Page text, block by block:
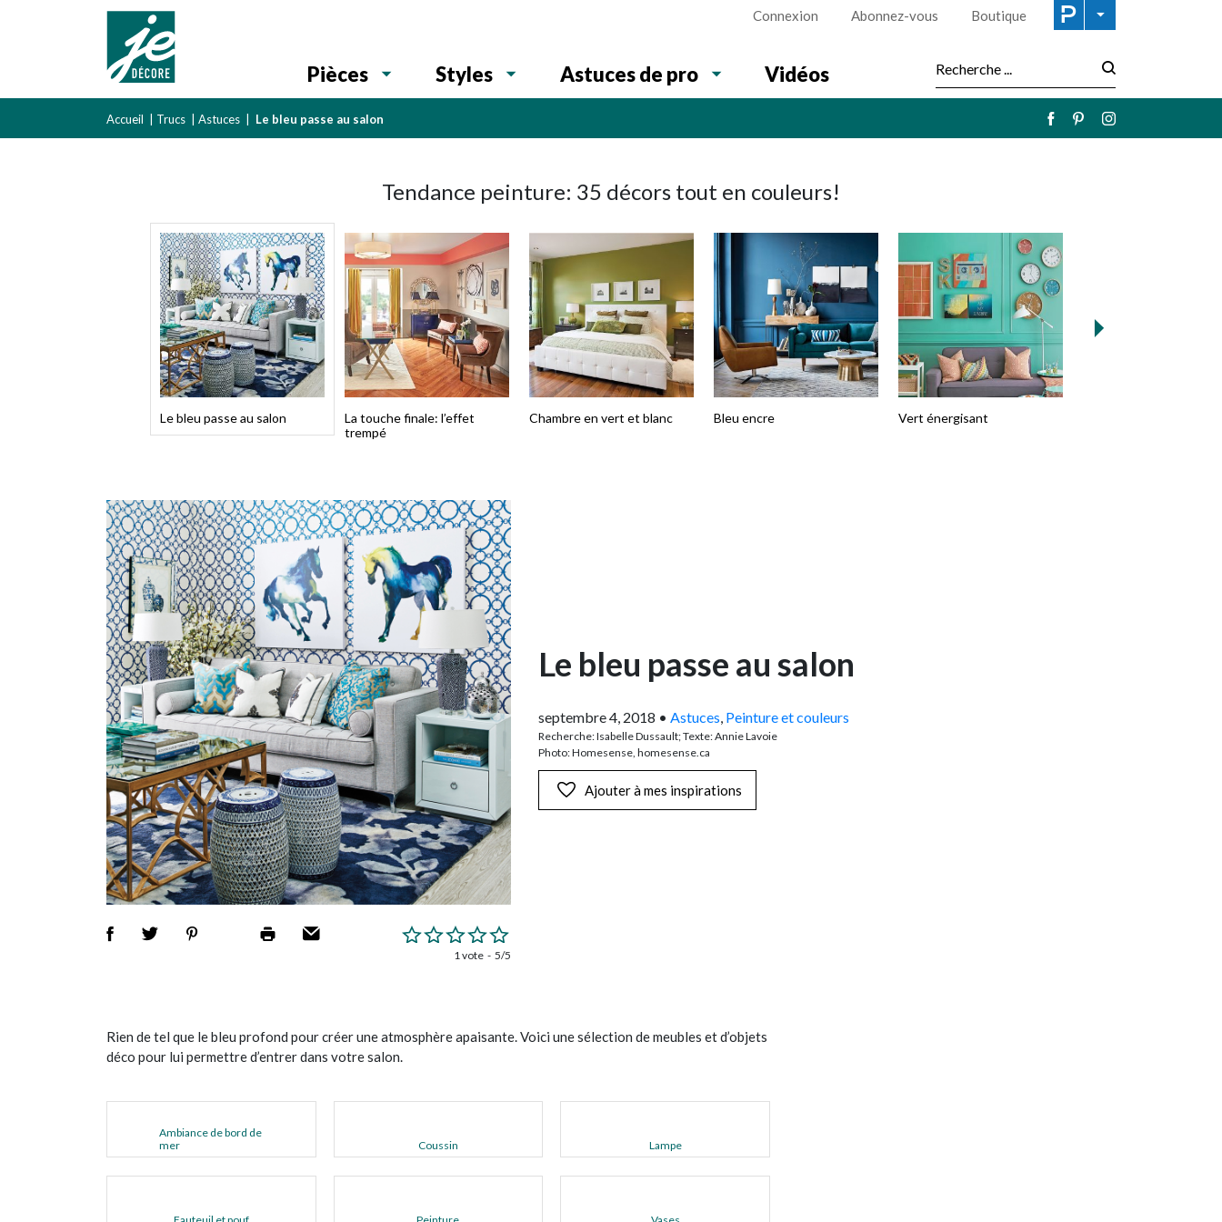
Connexion Abonnez-vous Boutique
Pièces Styles Astuces de pro Vidéos
Accueil Trucs Astuces Le bleu passe au salon
Tendance peinture: 35 décors tout en couleurs!
Le bleu passe au salon
La touche finale: l’effet
trempé
Chambre en vert et blanc Bleu encre Vert énergisant
1 vote 5/5
Le bleu passe au salon
septembre 4, 2018 • Astuces Peinture et couleurs
Recherche: Isabelle Dussault; Texte: Annie Lavoie
Photo: Homesense, homesense.ca
Ajouter à mes inspirations
Rien de tel que le bleu profond pour créer une atmosphère apaisante. Voici une sélection de meubles et d’objets
déco pour lui permettre d’entrer dans votre salon.
Ambiance de bord de
mer
Coussin Lampe